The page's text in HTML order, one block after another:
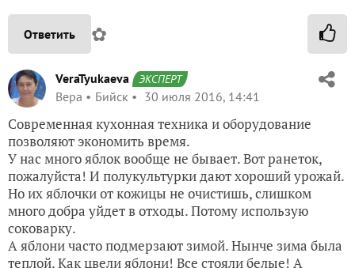
Ответить ✿
VeraTyukaeva ЭКСПЕРТ
Вера Бийск 30 июля 2016, 14:41
Современная кухонная техника и оборудование
позволяют экономить время.
У нас много яблок вообще не бывает. Вот ранеток,
пожалуйста! И полукультурки дают хороший урожай.
Но их яблочки от кожицы не очистишь, слишком
много добра уйдет в отходы. Потому использую
соковарку.
А яблони часто подмерзают зимой. Нынче зима была
теплой. Как цвели яблони! Все стояли белые! А